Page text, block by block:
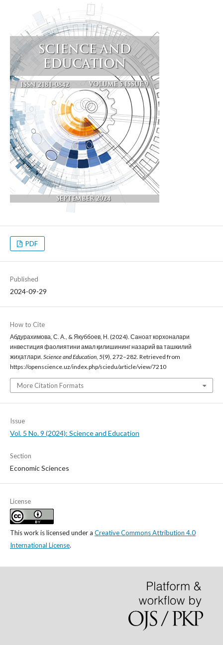
PDF
Published
2024-09-29
How to Cite
Абдурахимова, С. А., & Якуббоев, Н. (2024). Саноат корхоналари
инвестиция фаолиятини амал қилишининг назарий ва ташкилий
жиҳатлари. Science and Education, 5(9), 272–282. Retrieved from
https://openscience.uz/index.php/sciedu/article/view/7210
More Citation Formats
Issue
Vol. 5 No. 9 (2024): Science and Education
Section
Economic Sciences
License
This work is licensed under a Creative Commons Attribution 4.0
International License.